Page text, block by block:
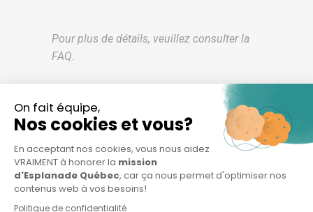
Pour plus de détails, veuillez consulter la
FAQ.
Quelles sont les innovations
recherchées?